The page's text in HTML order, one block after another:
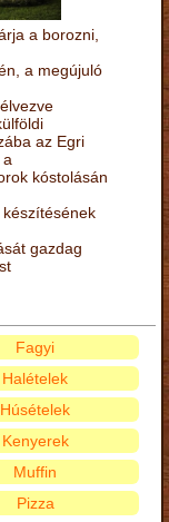
a borozni,
a megújuló
az Egri
kóstolásán
gazdag
Fagyi
Halételek
Húsételek
Kenyerek
Muffin
Pizza